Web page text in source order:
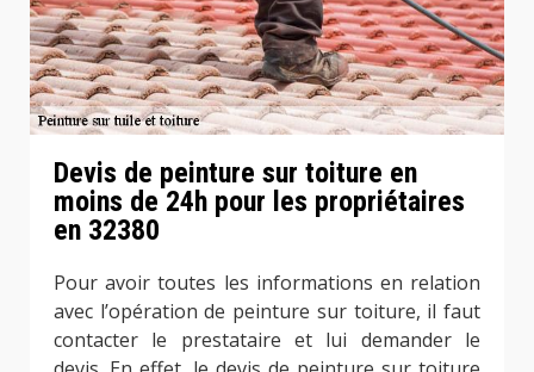
Devis de peinture sur toiture en
moins de 24h pour les propriétaires
en 32380
Pour avoir toutes les informations en relation
avec l’opération de peinture sur toiture, il faut
contacter le prestataire et lui demander le